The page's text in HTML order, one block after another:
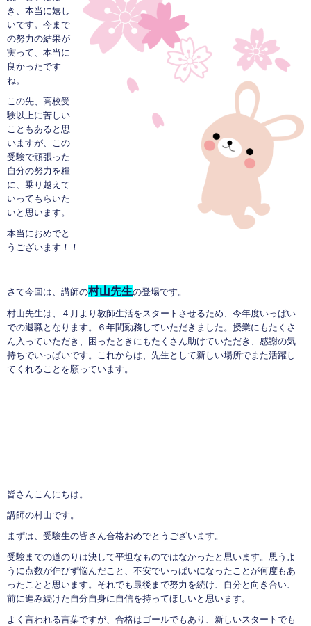
き、本当に嬉し
いです。今まで
の努力の結果が
実って、本当に
良かったです
ね。
この先、高校受
験以上に苦しい
こともあると思
いますが、この
受験で頑張った
自分の努力を糧
に、乗り越えて
いってもらいた
いと思います。
本当におめでと
うございます！！
さて今回は、講師の村山先生の登場です。
村山先生は、４月より教師生活をスタートさせるため、今年度いっぱい
での退職となります。６年間勤務していただきました。授業にもたくさ
ん入っていただき、困ったときにもたくさん助けていただき、感謝の気
持ちでいっぱいです。これからは、先生として新しい場所でまた活躍し
てくれることを願っています。
皆さんこんにちは。
講師の村山です。
まずは、受験生の皆さん合格おめでとうございます。
受験までの道のりは決して平坦なものではなかったと思います。思うよ
うに点数が伸びず悩んだこと、不安でいっぱいになったことが何度もあ
ったことと思います。それでも最後まで努力を続け、自分と向き合い、
前に進み続けた自分自身に自信を持ってほしいと思います。
よく言われる言葉ですが、合格はゴールでもあり、新しいスタートでも